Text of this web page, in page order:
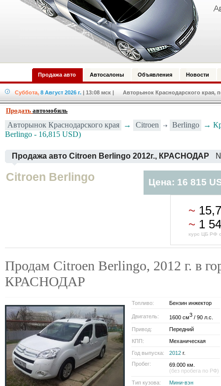
Продажа авто Автосалоны Объявления Новости
Суббота, 8 Август 2026 г. | 13:08 мск | Авторынок Краснодарского края,
Продать автомобиль
Авторынок Краснодарского края → Citroen Berlingo
→
Berlingo - 16,815 USD)
Продажа авто Citroen Berlingo 2012г., КРАСНОДАР
Citroen Berlingo Цена: 16 815
~
~ 1
курс ЦБ РФ
Продам Citroen Berlingo, 2012 г. в
КРАСНОДАР
Топливо: Бензин инжектор
Двигатель: 1600 см3 / 90 л.с.
Привод:
Передний
КПП:
Механическая
Год выпуска:
2012 г.
Пробег:
69.000 км.
(без пробега по РФ)
Тип кузова:
Мини-вэн